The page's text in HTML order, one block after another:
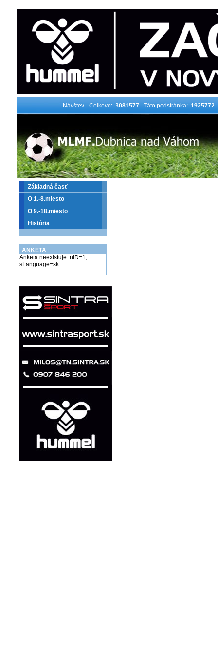
Návštev - Celkovo: 3081577 Táto podstránka: 1925772
Základná časť
O 1.-8.miesto
O 9.-18.miesto
História
ANKETA
Anketa neexistuje: nID=1,
sLanguage=sk